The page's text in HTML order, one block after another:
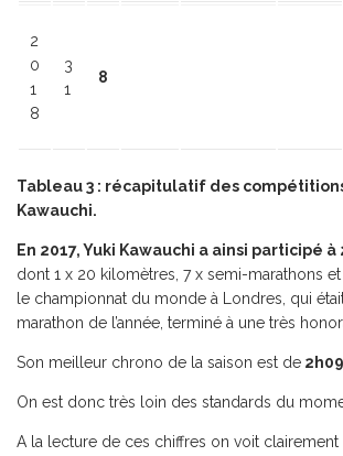
2
0
1
8
3
1
8
Tableau 3 : récapitulatif des
Kawauchi.
En 2017, Yuki Kawauchi a ainsi participé
dont 1 x 20 kilomètres, 7 x semi-marathons
le championnat du monde à Londres, qui
marathon de l’année, terminé à une très
Son meilleur chrono de la saison est de
On est donc très loin des standards du
A la lecture de ces chiffres on voit clairement